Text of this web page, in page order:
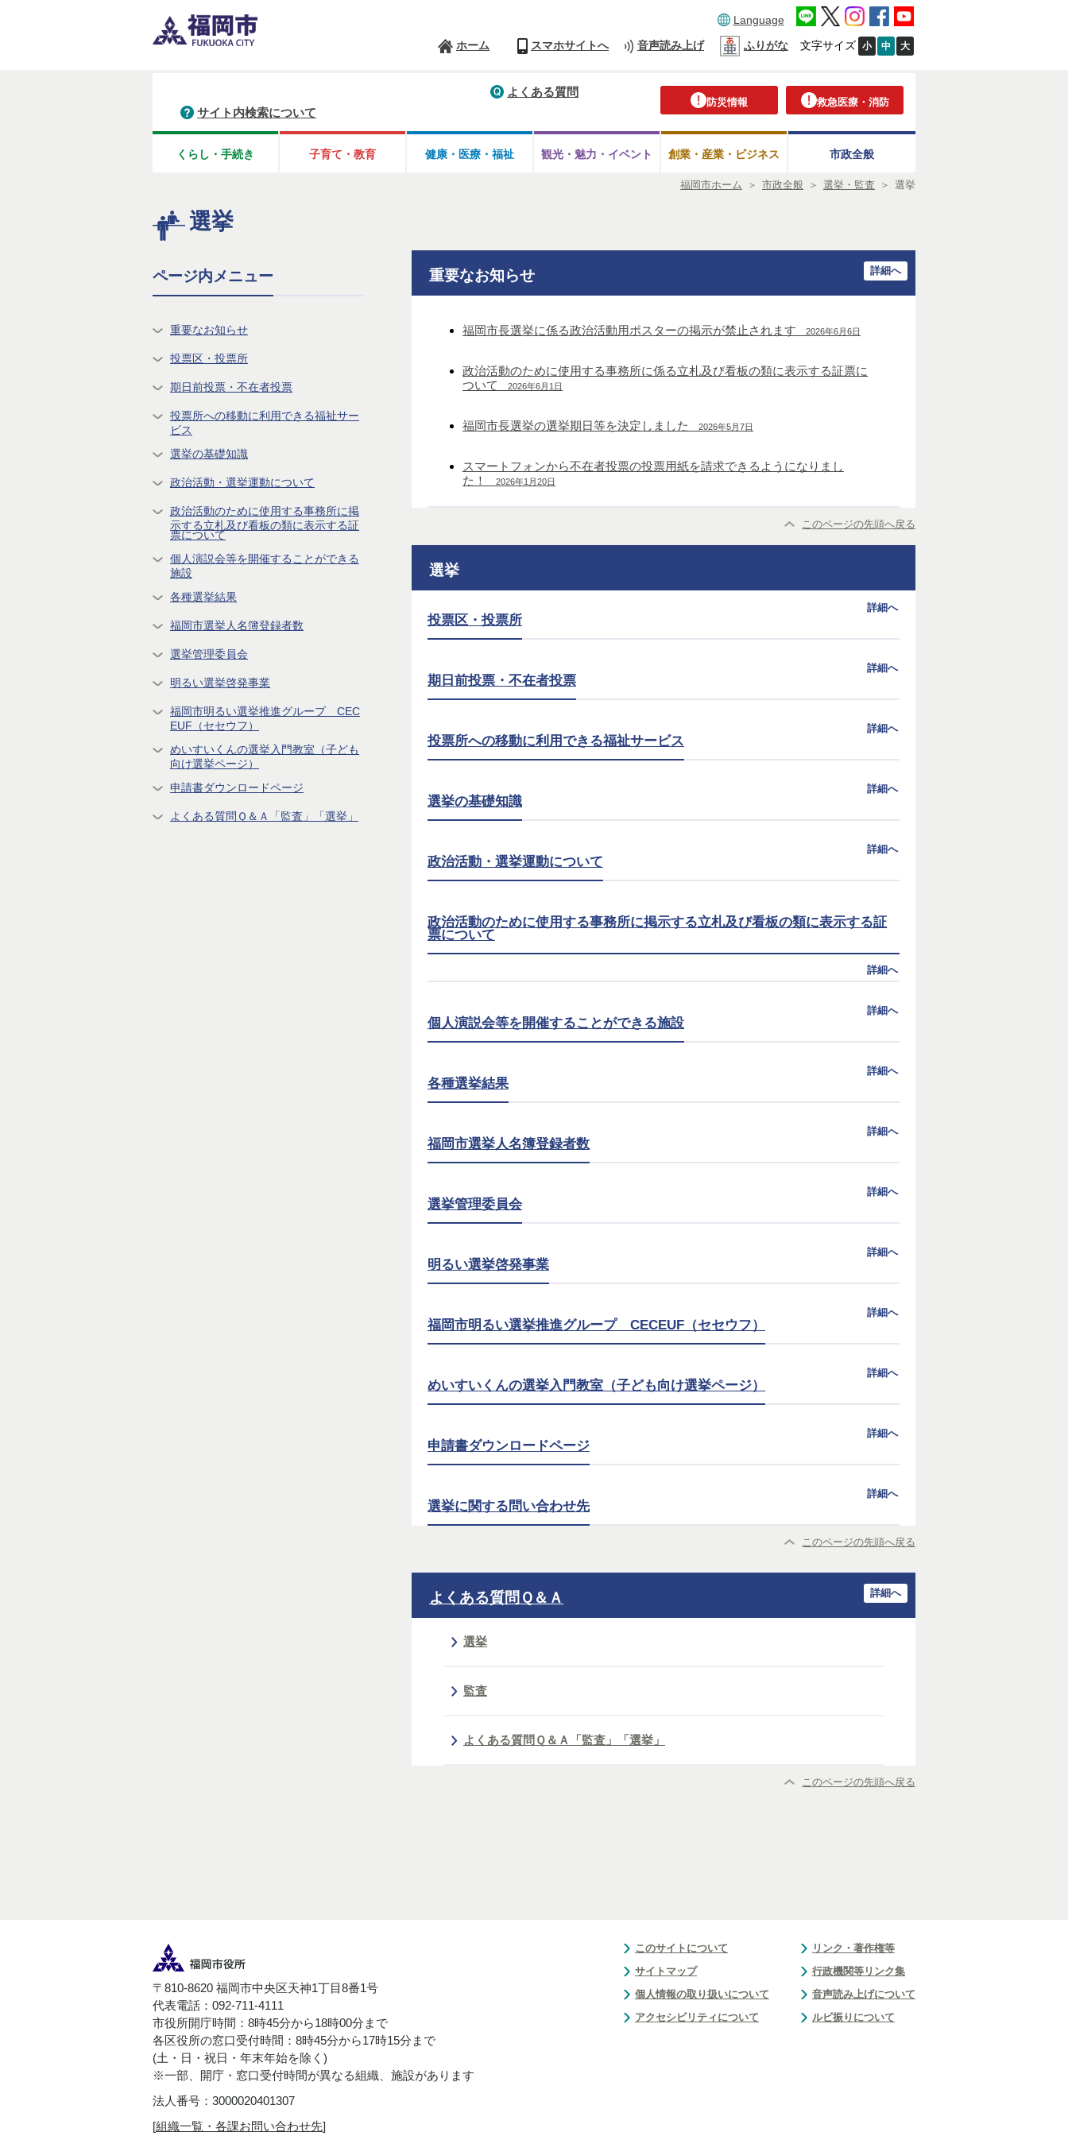
Language
ホーム スマホサイトへ 音声読み上げ ふりがな 文字サイズ 小 中 大
防災情報 救急医療・消防
よくある質問
サイト内検索について
くらし・手続き 子育て・教育 健康・医療・ 福祉 観光・魅力・ イベント 創業・産業・ビジネス 市政全般
福岡市ホーム ＞ 市政全般 ＞ 選挙・監査 ＞ 選挙
選挙
ページ内メニュー
重要なお知らせ
投票区・投票所
期日前投票・不在者投票
投票所への移動に利用できる福祉サー
ビス
選挙の基礎知識
政治活動・選挙運動について
政治活動のために使用する事務所に掲
示する立札及び看板の類に表示する証
票について
個人演説会等を開催することができる
施設
各種選挙結果
福岡市選挙人名簿登録者数
選挙管理委員会
明るい選挙啓発事業
福岡市明るい選挙推進グループ CEC
EUF（セセウフ）
めいすいくんの選挙入門教室（子ども
向け選挙ページ）
申請書ダウンロードページ
よくある質問Ｑ＆Ａ「監査」「選挙」
重要なお知らせ 詳細へ
福岡市長選挙に係る政治活動用ポスターの掲示が禁止されます 2026年6月6日
政治活動のために使用する事務所に係る立札及び看板の類に表示する証票に
ついて
2026年6月1日
福岡市長選挙の選挙期日等を決定しました 2026年5月7日
スマートフォンから不在者投票の投票用紙を請求できるようになりまし
た！
2026年1月20日
このページの先頭へ戻る
選挙
投票区・投票所
詳細へ
期日前投票・不在者投票
詳細へ
投票所への移動に利用できる福祉サービス
詳細へ
選挙の基礎知識
詳細へ
政治活動・選挙運動について
詳細へ
政治活動のために使用する事務所に掲示する立札及び看板の類に表示する証
票について
詳細へ
個人演説会等を開催することができる施設
詳細へ
各種選挙結果
詳細へ
福岡市選挙人名簿登録者数
詳細へ
選挙管理委員会
詳細へ
明るい選挙啓発事業
詳細へ
福岡市明るい選挙推進グループ CECEUF（セセウフ）
詳細へ
めいすいくんの選挙入門教室（子ども向け選挙ページ）
詳細へ
申請書ダウンロードページ
詳細へ
選挙に関する問い合わせ先
詳細へ
このページの先頭へ戻る
よくある質問Ｑ＆Ａ 詳細へ
選挙
監査
よくある質問Ｑ＆Ａ「監査」「選挙」
このページの先頭へ戻る
〒810-8620 福岡市中央区天神1丁目8番1号
代表電話：092-711-4111
市役所開庁時間：8時45分から18時00分まで
各区役所の窓口受付時間：8時45分から17時15分まで
(土・日・祝日・年末年始を除く)
※一部、開庁・窓口受付時間が異なる組織、施設があります
法人番号：3000020401307
[組織一覧・各課お問い合わせ先]
このサイトについて
サイトマップ
個人情報の取り扱いについて
アクセシビリティについて
リンク・著作権等
行政機関等リンク集
音声読み上げについて
ルビ振りについて